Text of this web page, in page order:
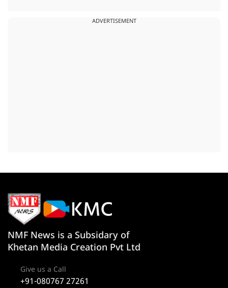
ADVERTISEMENT
NMF News is a Subsidary of
Khetan Media Creation Pvt Ltd
Give us a Call
+91-080767 27261